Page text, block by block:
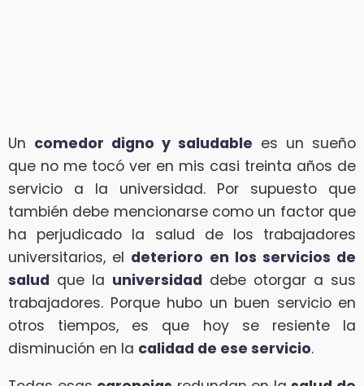
Un comedor digno y saludable es un sueño
que no me tocó ver en mis casi treinta años de
servicio a la universidad. Por supuesto que
también debe mencionarse como un factor que
ha perjudicado la salud de los trabajadores
universitarios, el deterioro en los servicios de
salud que la universidad debe otorgar a sus
trabajadores. Porque hubo un buen servicio en
otros tiempos, es que hoy se resiente la
disminución en la calidad de ese servicio.